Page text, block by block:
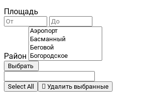
Площадь
Район
Выбрать
Select All Удалить выбранные